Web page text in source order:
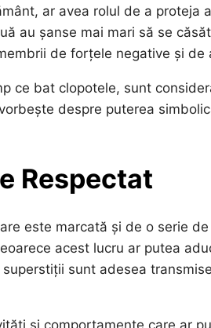
ar avea rolul de a proteja
au șanse mai mari să se
de forțele negative și de
ce bat clopotele, sunt
despre puterea
Respectat
este marcată și de o serie
acest lucru ar putea
sunt adesea